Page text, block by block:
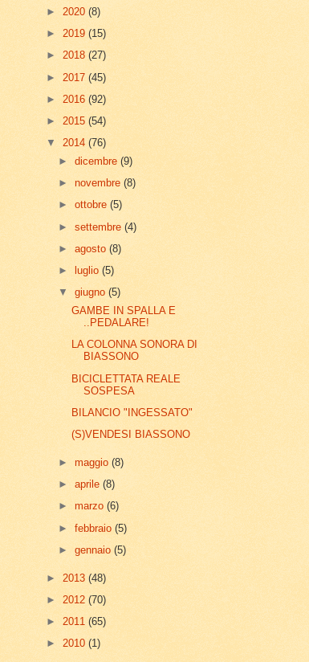
► 2020 (8)
► 2019 (15)
► 2018 (27)
► 2017 (45)
► 2016 (92)
► 2015 (54)
▼ 2014 (76)
►dicembre(9)
►novembre(8)
►ottobre(5)
►settembre(4)
►agosto(8)
►
luglio(5)
▼giugno(5)
GAMBE IN SPALLA E
..PEDALARE!
LA COLONNA SONORA DI
BIASSONO
BICICLETTATA REALE
SOSPESA
BILANCIO "INGESSATO"
(S)VENDESI BIASSONO
►maggio(8)
►aprile(8)
►marzo(6)
►febbraio(5)
►gennaio(5)
► 2013 (48)
► 2012 (70)
► 2011 (65)
► 2010 (1)